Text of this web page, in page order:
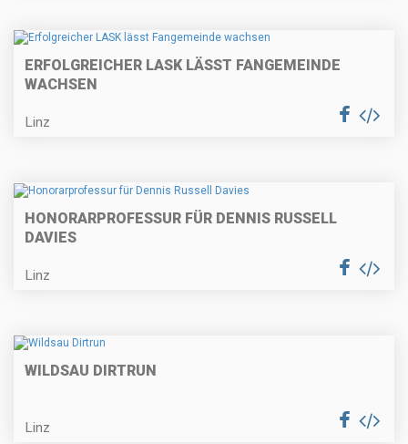
ERFOLGREICHER LASK LÄSST FANGEMEINDE
WACHSEN
Linz
HONORARPROFESSUR FÜR DENNIS RUSSELL
DAVIES
Linz
WILDSAU DIRTRUN
Linz